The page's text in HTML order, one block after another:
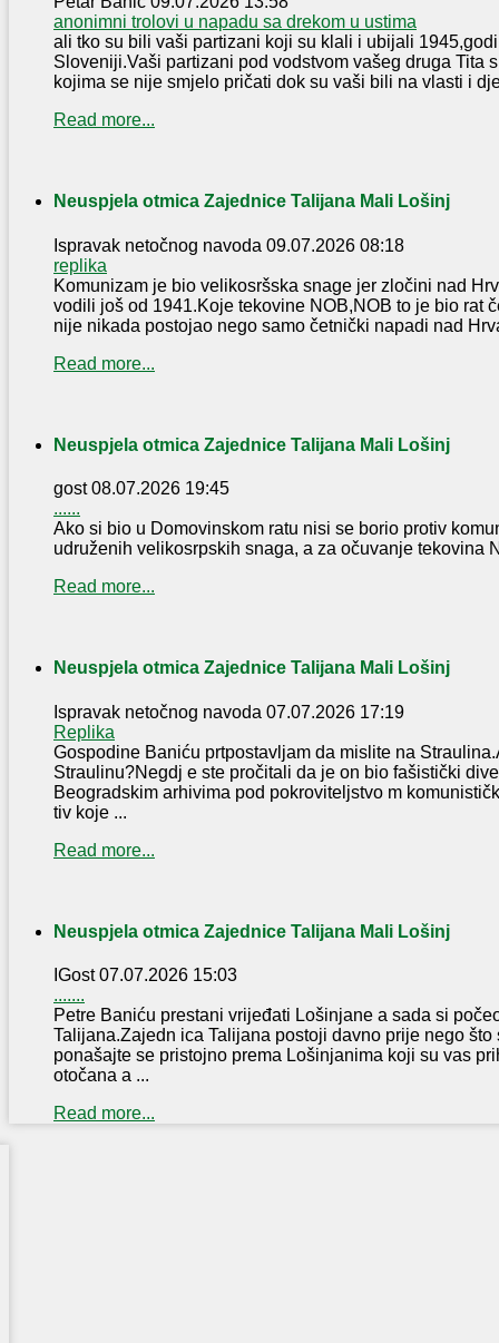
anonimni trolovi u napadu sa drekom u ustima
ali tko su bili vaši partizani koji su klali i ubijali
Sloveniji.Vaši partizani pod vodstvom vašeg druga Tita
kojima se nije smjelo pričati dok su vaši bili na vlasti i
Read more...
Neuspjela otmica Zajednice Talijana Mali Lošinj
Ispravak netočnog navoda 09.07.2026 08:18
replika
Komunizam je bio velikosršska snage jer zločini nad
vodili još od 1941.Koje tekovine NOB,NOB to je bio rat
nije nikada postojao nego samo četnički napadi nad
Read more...
Neuspjela otmica Zajednice Talijana Mali Lošinj
gost 08.07.2026 19:45
......
Ako si bio u Domovinskom ratu nisi se borio protiv
udruženih velikosrpskih snaga, a za očuvanje tekovina
Read more...
Neuspjela otmica Zajednice Talijana Mali Lošinj
Ispravak netočnog navoda 07.07.2026 17:19
Replika
Gospodine Baniću prtpostavljam da mislite na
Straulinu?Negdj e ste pročitali da je on bio fašistički
Beogradskim arhivima pod pokroviteljstvo m
tiv koje ...
Read more...
Neuspjela otmica Zajednice Talijana Mali Lošinj
IGost 07.07.2026 15:03
.......
Petre Baniću prestani vrijeđati Lošinjane a sada si
Talijana.Zajedn ica Talijana postoji davno prije nego što
ponašajte se pristojno prema Lošinjanima koji su vas
otočana a ...
Read more...